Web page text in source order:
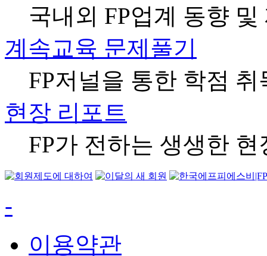
국내외 FP업계 동향
계속교육 문제풀기
FP저널을 통한 학점 취
현장 리포트
FP가 전하는 생생한 현
-
이용약관